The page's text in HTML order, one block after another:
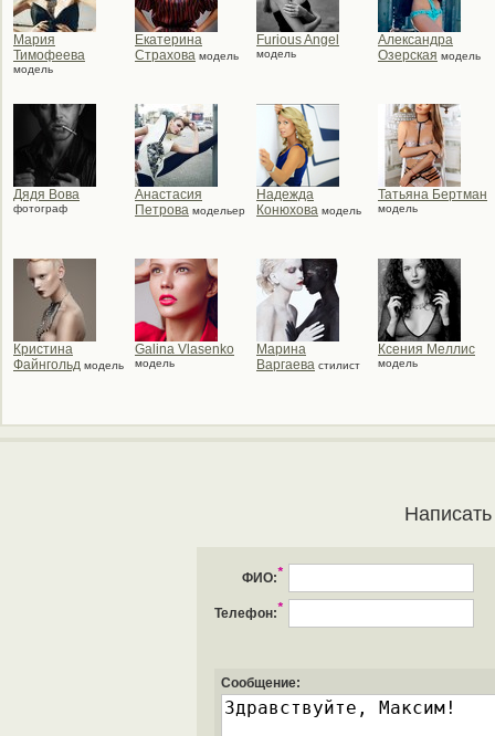
Мария
Тимофеева
модель
Екатерина
Страхова модель
Furious Angel
модель
Александра
Озерская модель
Дядя Вова
фотограф
Анастасия
Петрова модельер
Надежда
Конюхова модель
Татьяна Бертман
модель
Кристина
Файнгольд модель
Galina Vlasenko
модель
Марина
Варгаева стилист
Ксения Меллис
модель
ФИО:*
Телефон:*
Сообщение: